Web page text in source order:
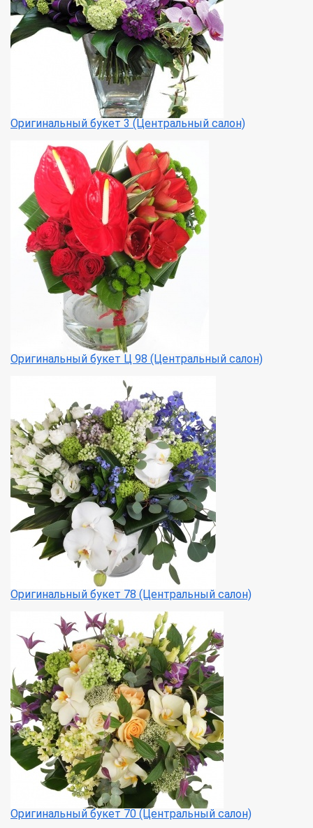
Оригинальный букет 3 (Центральный салон)
Оригинальный букет Ц 98 (Центральный салон)
Оригинальный букет 78 (Центральный салон)
Оригинальный букет 70 (Центральный салон)